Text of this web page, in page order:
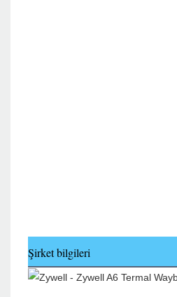
Şirket bilgileri